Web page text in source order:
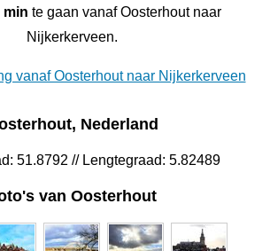
min te gaan vanaf Oosterhout naar
Nijkerkerveen.
vanaf Oosterhout naar Nijkerkerveen
Nederland
51.8792 // Lengtegraad: 5.82489
van Oosterhout